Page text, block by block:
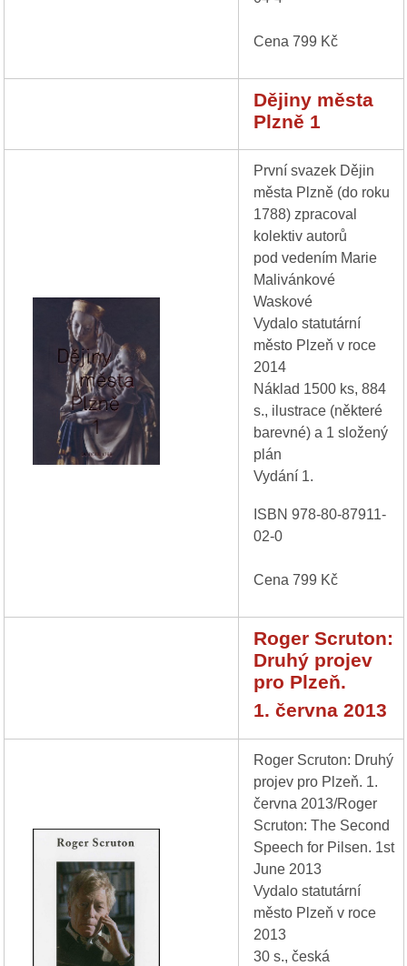
Cena 799 Kč
Dějiny města
Plzně 1
První svazek Dějin
města Plzně (do roku
1788) zpracoval
kolektiv autorů
pod vedením Marie
Malivánkové
Waskové
Vydalo statutární
město Plzeň v roce
2014
Náklad 1500 ks, 884
s., ilustrace (některé
barevné) a 1 složený
plán
Vydání 1.
ISBN 978-80-87911-
02-0
Cena 799 Kč
Roger Scruton:
Druhý projev
pro Plzeň.
1. června 2013
Roger Scruton: Druhý
projev pro Plzeň. 1.
června 2013/Roger
Scruton: The Second
Speech for Pilsen. 1st
June 2013
Vydalo statutární
město Plzeň v roce
2013
30 s., česká